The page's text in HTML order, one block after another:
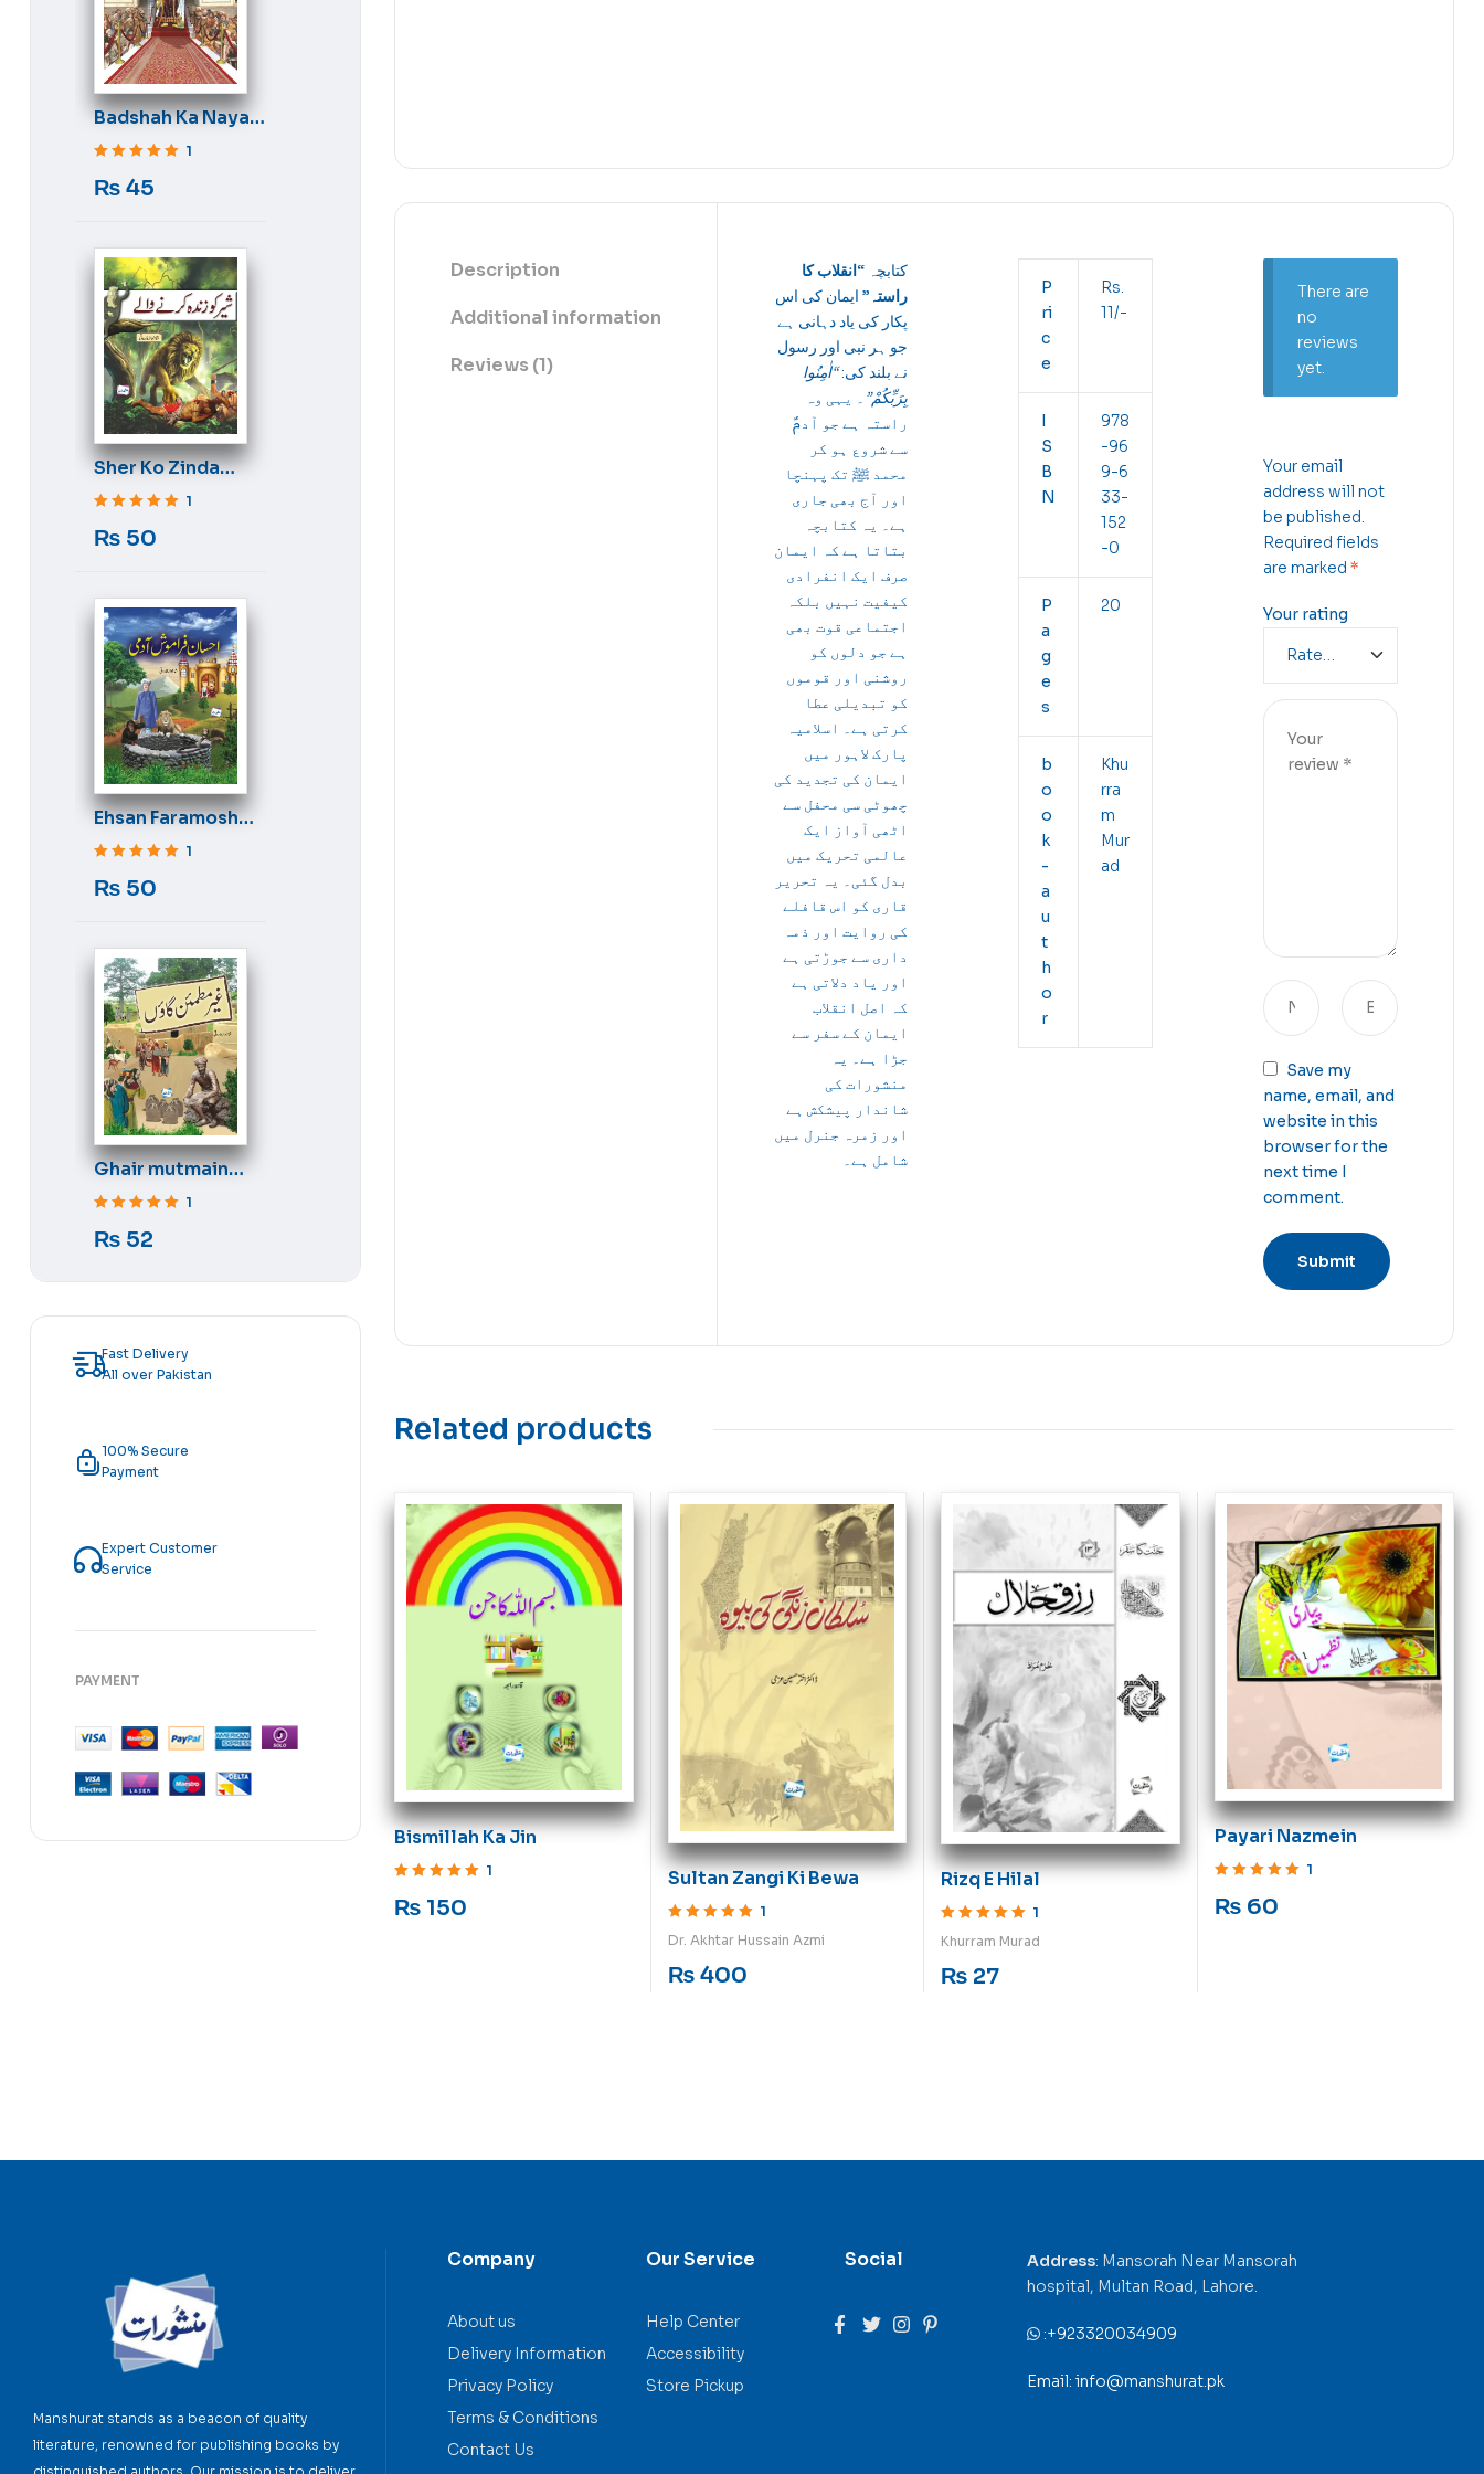
Description
Additional information
Reviews (1)
کتابچہ “انقلاب کا
راستہ” ایمان کی اس
پکار کی یاد دہانی ہے
جو ہر نبی اور رسول
نے بلند کی:“اٰمِنُوا
بِرَبِّکُمْ” ۔ یہی وہ
راستہ ہے جو آدمؑ
سے شروع ہو کر
محمد ﷺ تک پہنچا
اور آج بھی جاری
ہے۔ یہ کتابچہ
بتاتا ہے کہ ایمان
صرف ایک انفرادی
کیفیت نہیں بلکہ
اجتماعی قوت بھی
ہے جو دلوں کو
روشنی اور قوموں
کو تبدیلی عطا
کرتی ہے۔ اسلامیہ
پارک لاہور میں
ایمان کی تجدید کی
چھوٹی سی محفل سے
اٹھی آواز ایک
عالمی تحریک میں
بدل گئی۔ یہ تحریر
قاری کو اس قافلے
کی روایت اور ذمہ
داری سے جوڑتی ہے
اور یاد دلاتی ہے
کہ اصل انقلاب
ایمان کے سفر سے
جڑا ہے۔ یہ
منشورات کی
شاندار پیشکش ہے
اور زمرہ جنرل میں
شامل ہے۔
P
ri
c
e
Rs.
11/-
S
B
N
978
-96
9-6
33-
152
-0
P
a
g
e
s
20
b
o
o
k
-
a
u
t
h
o
r
Khu
rra
m
Mur
ad
There are
no
reviews
yet.
Your email
address will not
be published.
Required fields
are marked *
Your rating
Save my
name, email, and
website in this
browser for the
next time I
comment.
Related products
Bismillah Ka Jin
1
₨ 150
Sultan Zangi Ki Bewa
1
Dr. Akhtar Hussain Azmi
₨ 400
Rizq E Hilal
1
Khurram Murad
₨ 27
Payari Nazmein
1
₨ 60
Badshah Ka Naya
Libas
1
₨ 45
Sher Ko Zinda
Karne Wale1
₨ 50
Ehsan Faramosh
Aadmi
1
₨ 50
Ghair mutmain
gaon
1
₨ 52
Fast Delivery
All over Pakistan
100% Secure
Payment
Expert Customer
Service
PAYMENT
Manshurat stands as a beacon of quality
literature, renowned for publishing books by
Company
About us
Delivery Information
Privacy Policy
Terms & Conditions
Contact Us
Our Service
Help Center
Accessibility
Store Pickup
Social Address: Mansorah Near Mansorah
hospital, Multan Road, Lahore.
:+923320034909
Email: info@manshurat.pk